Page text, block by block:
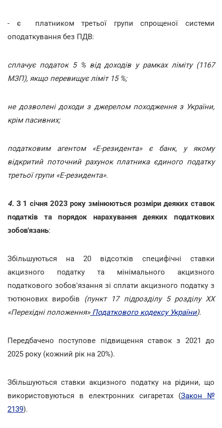
- є платником третьої групи спрощеної системи
оподаткування без ПДВ:
сплачує податок 5 % від доходів у рамках ліміту (1167
МЗП), якщо перевищує ліміт 15 %;
не дозволені доходи з джерелом походження з України,
крім пасивних;
податковим агентом «Е-резидента» є банк, у якому
відкритий поточний рахунок платника єдиного податку
третьої групи «Е-резидента».
4. З 1 січня 2023 року змінюються розміри деяких ставок
податків та порядок нарахування деяких податкових
зобов'язань:
Збільшуються на 20 відсотків специфічні ставки
акцизного податку та мінімального акцизного
податкового зобов'язання зі сплати акцизного податку з
тютюнових виробів (пункт 17 підрозділу 5 розділу ХХ
«Перехідні положення»Податкового кодексу України).
Передбачено поступове підвищення ставок з 2021 до
2025 року (кожний рік на 20%).
Збільшуються ставки акцизного податку на рідини, що
використовуються в електронних сигаретах (Закон №
2139).